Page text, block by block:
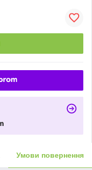
Умови повернення